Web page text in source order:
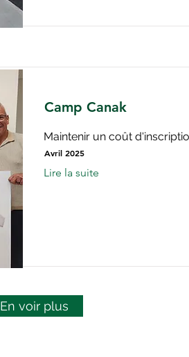
Camp Canak
Maintenir un coût
Avril 2025
Lire la suite
En voir plus